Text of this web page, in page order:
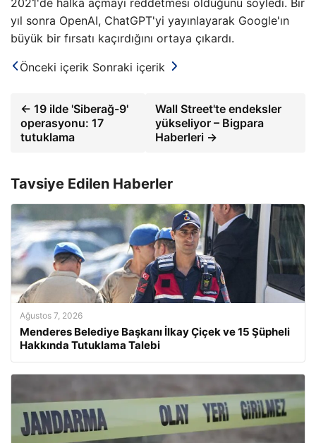
yıl sonra OpenAI, ChatGPT'yi yayınlayarak Google'ın
büyük bir fırsatı kaçırdığını ortaya çıkardı.
Önceki içerik Sonraki içerik
← 19 ilde 'Siberağ-9'
operasyonu: 17
tutuklama
Wall Street'te endeksler
yükseliyor – Bigpara
Haberleri →
Tavsiye Edilen Haberler
Ağustos 7, 2026
Menderes Belediye Başkanı İlkay Çiçek ve 15 Şüpheli
Hakkında Tutuklama Talebi